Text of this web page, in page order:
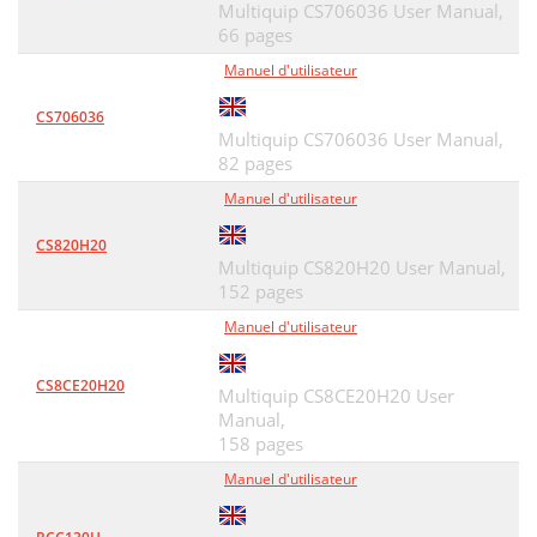
COLLAR/FLANGE PULLER (OPTION)
2 584011 15-16 BLADE WRENCH 1
3 15503 KNOB, COMFORT GRIP 2
HERE’S HOW TO GET HELP
Multiquip CS706036 User Manual,
66 pages
CS706036
Manuel d'utilisateur
Multiquip CS706036 User Manual,
82 pages
CS820H20
Manuel d'utilisateur
Multiquip CS820H20 User Manual,
152 pages
CS8CE20H20
Manuel d'utilisateur
Multiquip CS8CE20H20 User
Manual,
158 pages
Manuel d'utilisateur